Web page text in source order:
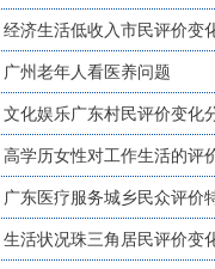
经济生活低收入市民评价变
广州老年人看医养问题
文化娱乐广东村民评价变化
高学历女性对工作生活的评
广东医疗服务城乡民众评价
生活状况珠三角居民评价变